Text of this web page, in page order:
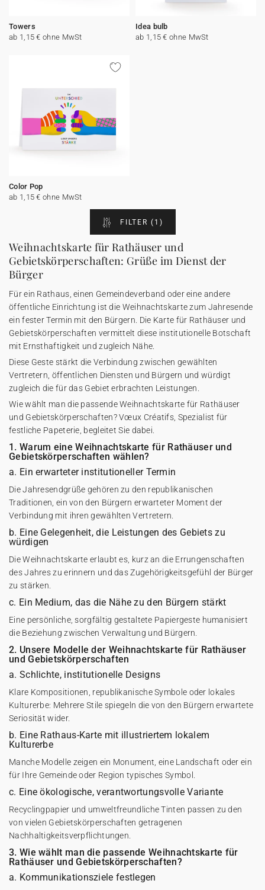
Towers
ab 1,15 € ohne MwSt
Idea bulb
ab 1,15 € ohne MwSt
Color Pop
ab 1,15 € ohne MwSt
FILTER (1)
Weihnachtskarte für Rathäuser und
Gebietskörperschaften: Grüße im Dienst der
Bürger
Für ein Rathaus, einen Gemeindeverband oder eine andere
öffentliche Einrichtung ist die Weihnachtskarte zum Jahresende
ein fester Termin mit den Bürgern. Die Karte für Rathäuser und
Gebietskörperschaften vermittelt diese institutionelle Botschaft
mit Ernsthaftigkeit und zugleich Nähe.
Diese Geste stärkt die Verbindung zwischen gewählten
Vertretern, öffentlichen Diensten und Bürgern und würdigt
zugleich die für das Gebiet erbrachten Leistungen.
Wie wählt man die passende Weihnachtskarte für Rathäuser
und Gebietskörperschaften? Vœux Créatifs, Spezialist für
festliche Papeterie, begleitet Sie dabei.
1. Warum eine Weihnachtskarte für Rathäuser und
Gebietskörperschaften wählen?
a. Ein erwarteter institutioneller Termin
Die Jahresendgrüße gehören zu den republikanischen
Traditionen, ein von den Bürgern erwarteter Moment der
Verbindung mit ihren gewählten Vertretern.
b. Eine Gelegenheit, die Leistungen des Gebiets zu
würdigen
Die Weihnachtskarte erlaubt es, kurz an die Errungenschaften
des Jahres zu erinnern und das Zugehörigkeitsgefühl der Bürger
zu stärken.
c. Ein Medium, das die Nähe zu den Bürgern stärkt
Eine persönliche, sorgfältig gestaltete Papiergeste humanisiert
die Beziehung zwischen Verwaltung und Bürgern.
2. Unsere Modelle der Weihnachtskarte für Rathäuser
und Gebietskörperschaften
a. Schlichte, institutionelle Designs
Klare Kompositionen, republikanische Symbole oder lokales
Kulturerbe: Mehrere Stile spiegeln die von den Bürgern erwartete
Seriosität wider.
b. Eine Rathaus-Karte mit illustriertem lokalem
Kulturerbe
Manche Modelle zeigen ein Monument, eine Landschaft oder ein
für Ihre Gemeinde oder Region typisches Symbol.
c. Eine ökologische, verantwortungsvolle Variante
Recyclingpapier und umweltfreundliche Tinten passen zu den
von vielen Gebietskörperschaften getragenen
Nachhaltigkeitsverpflichtungen.
3. Wie wählt man die passende Weihnachtskarte für
Rathäuser und Gebietskörperschaften?
a. Kommunikationsziele festlegen